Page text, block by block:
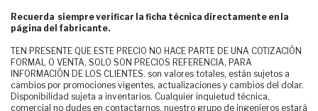
Recuerda siempre verificar la ficha técnica directamente en la
página del fabricante.
TEN PRESENTE QUE ESTE PRECIO NO HACE PARTE DE UNA COTIZACIÓN
FORMAL O VENTA, SOLO SON PRECIOS REFERENCIA, PARA
INFORMACIÓN DE LOS CLIENTES. son valores totales, están sujetos a
cambios por promociones vigentes, actualizaciones y cambios del dolar.
Disponibilidad sujeta a inventarios. Cualquier inquietud técnica,
comercial no dudes en contactarnos, nuestro grupo de ingenieros estará